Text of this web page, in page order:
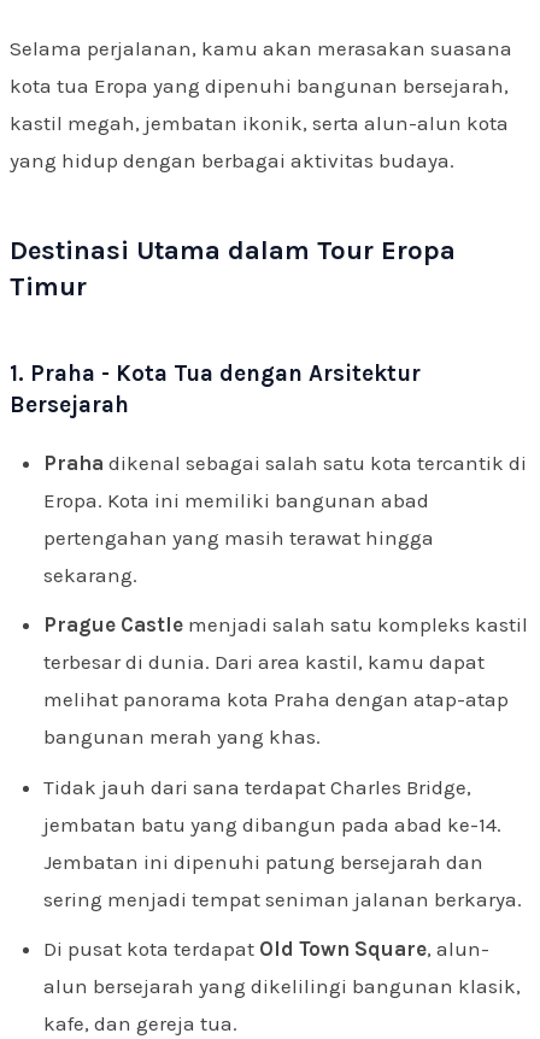
Selama perjalanan, kamu akan merasakan suasana
kota tua Eropa yang dipenuhi bangunan bersejarah,
kastil megah, jembatan ikonik, serta alun-alun kota
yang hidup dengan berbagai aktivitas budaya.
Destinasi Utama dalam Tour Eropa
Timur
1. Praha - Kota Tua dengan Arsitektur
Bersejarah
Praha dikenal sebagai salah satu kota tercantik di
Eropa. Kota ini memiliki bangunan abad
pertengahan yang masih terawat hingga
sekarang.
Prague Castle menjadi salah satu kompleks kastil
terbesar di dunia. Dari area kastil, kamu dapat
melihat panorama kota Praha dengan atap-atap
bangunan merah yang khas.
Tidak jauh dari sana terdapat Charles Bridge,
jembatan batu yang dibangun pada abad ke-14.
Jembatan ini dipenuhi patung bersejarah dan
sering menjadi tempat seniman jalanan berkarya.
Di pusat kota terdapat Old Town Square, alun-
alun bersejarah yang dikelilingi bangunan klasik,
kafe, dan gereja tua.